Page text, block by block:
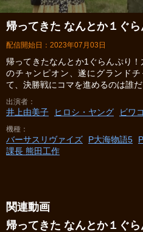
帰ってきた なんとか１ぐ
配信開始日：2023年07月03日
帰ってきたなんとか1ぐらんぷり
のチャンピオン、遂にグランド
て、決勝戦にコマを進めるのは誰だ
出演者
井上由美子 ヒロシ・ヤング ビワコ
機種
バーサスリヴァイズ P大海物語5
課長 熊田工作
関連動画
帰ってきた なんとか１ぐら